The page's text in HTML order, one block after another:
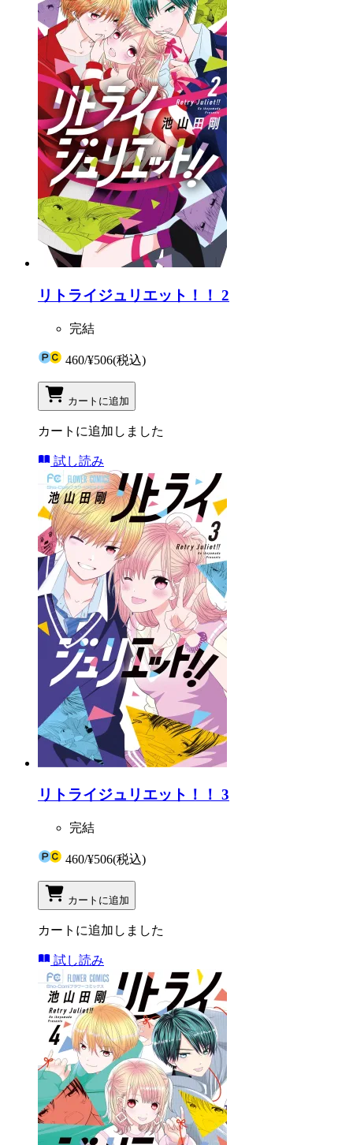
リトライジュリエット！！ 2
完結
460/¥506(税込)
カートに追加
カートに追加しました
試し読み
リトライジュリエット！！ 3
完結
460/¥506(税込)
カートに追加
カートに追加しました
試し読み